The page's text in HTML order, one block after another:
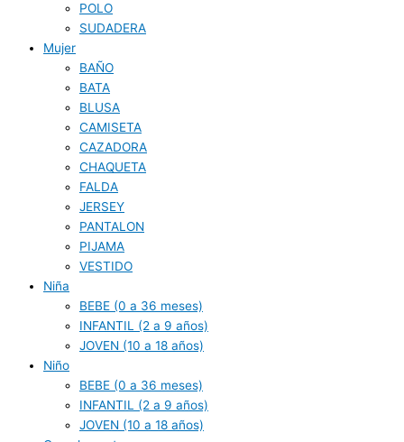
POLO
SUDADERA
Mujer
BAÑO
BATA
BLUSA
CAMISETA
CAZADORA
CHAQUETA
FALDA
JERSEY
PANTALON
PIJAMA
VESTIDO
Niña
BEBE (0 a 36 meses)
INFANTIL (2 a 9 años)
JOVEN (10 a 18 años)
Niño
BEBE (0 a 36 meses)
INFANTIL (2 a 9 años)
JOVEN (10 a 18 años)